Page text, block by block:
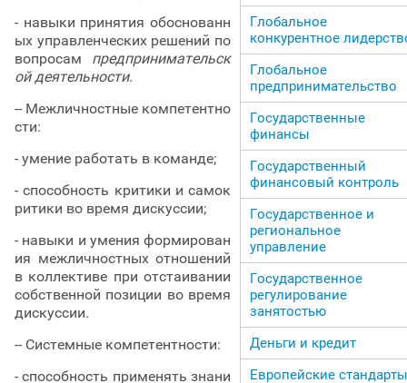
- навыки принятия обоснованн
ых управленческих решений по
вопросам предпринимательск
ой деятельности.
-- Межличностные компетентно
сти:
- умение работать в команде;
- способность критики и самок
ритики во время дискуссии;
- навыки и умения формирован
ия межличностных отношений
в коллективе при отстаивании
собственной позиции во время
дискуссии.
-- Системные компетентности:
- способность применять знани
Глобальное
конкурентное
Глобальное
предпринимательство
Государственные
финансы
Государственный
финансовый контроль
Государственное и
региональное
управление
Государственное
регулирование
занятостью
Деньги и кредит
Европейские стандарты